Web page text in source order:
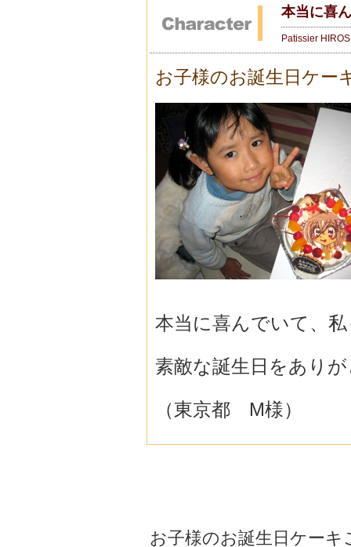
本当に喜
Patissier
お子様のお誕生日ケー
本当に喜んでいて、
素敵な誕生日をあり
（東京都 M様）
お子様のお誕生日ケーキ